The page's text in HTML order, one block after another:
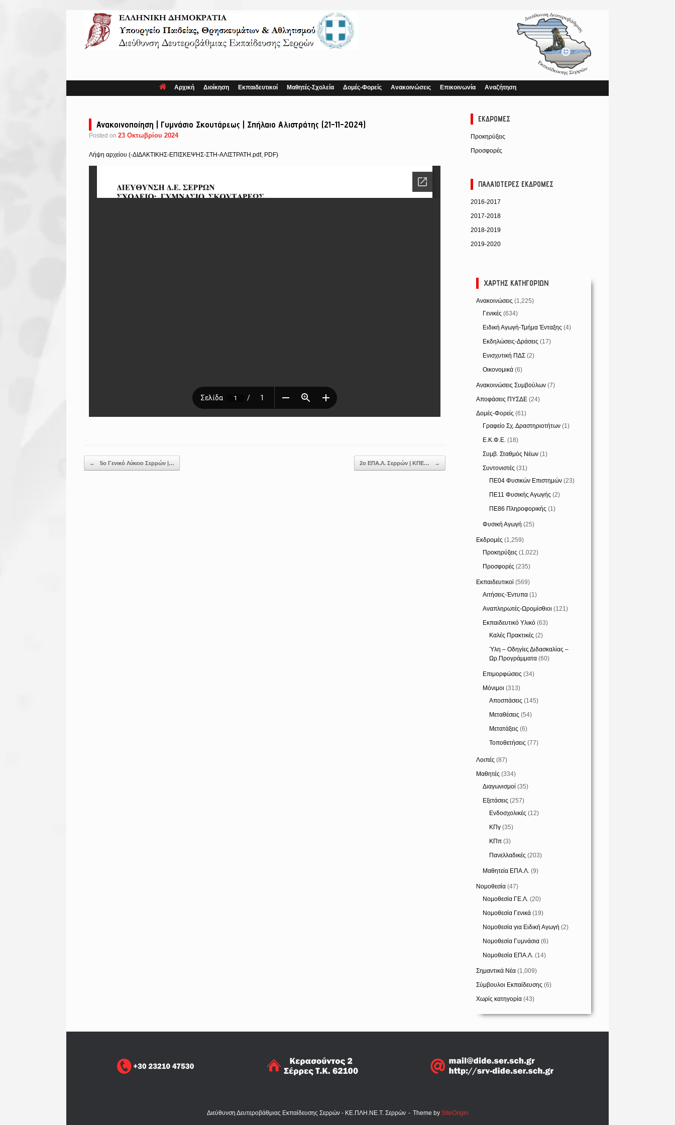
Αρχική Διοίκηση Εκπαιδευτικοί Μαθητές-Σχολεία Δομές-Φορείς Ανακοινώσεις Επικοινωνία Αναζήτηση
Ανακοινοποίηση | Γυμνάσιο Σκουτάρεως | Σπήλαιο Αλιστράτης (21-11-2024)
Posted on 23 Οκτωβρίου 2024
Λήψη αρχείου (-ΔΙΔΑΚΤΙΚΗΣ-ΕΠΙΣΚΕΨΗΣ-ΣΤΗ-ΑΛΙΣΤΡΑΤΗ.pdf, PDF)
Post navigation
← 5ο Γενικό Λύκειο Σερρών |… 2ο ΕΠΑ.Λ. Σερρών | ΚΠΕ… →
ΕΚΔΡΟΜΈΣ
Προκηρύξεις
Προσφορές
ΠΑΛΑΙΌΤΕΡΕΣ ΕΚΔΡΟΜΈΣ
2016-2017
2017-2018
2018-2019
2019-2020
ΧΆΡΤΗΣ ΚΑΤΗΓΟΡΙΏΝ
Ανακοινώσεις (1,225)
Γενικές (634)
Ειδική Αγωγή-Τμήμα Ένταξης (4)
Εκδηλώσεις-Δράσεις (17)
Ενισχυτική ΠΔΣ (2)
Οικονομικά (6)
Ανακοινώσεις Συμβούλων (7)
Αποφάσεις ΠΥΣΔΕ (24)
Δομές-Φορείς (61)
Γραφείο Σχ. Δραστηριοτήτων (1)
Ε.Κ.Φ.Ε. (18)
Συμβ. Σταθμός Νέων (1)
Συντονιστές (31)
ΠΕ04 Φυσικών Επιστημών (23)
ΠΕ11 Φυσικής Αγωγής (2)
ΠΕ86 Πληροφορικής (1)
Φυσική Αγωγή (25)
Εκδρομές (1,259)
Προκηρύξεις (1,022)
Προσφορές (235)
Εκπαιδευτικοί (569)
Αιτήσεις-Έντυπα (1)
Αναπληρωτές-Ωρομίσθιοι (121)
Εκπαιδευτικό Υλικό (63)
Καλές Πρακτικές (2)
Ύλη – Οδηγίες Διδασκαλίας –
Ωρ.Προγράμματα (60)
Επιμορφώσεις (34)
Μόνιμοι (313)
Αποσπάσεις (145)
Μεταθέσεις (54)
Μετατάξεις (6)
Τοποθετήσεις (77)
Λοιπές (87)
Μαθητές (334)
Διαγωνισμοί (35)
Εξετάσεις (257)
Ενδοσχολικές (12)
ΚΠγ (35)
ΚΠπ (3)
Πανελλαδικές (203)
Μαθητεία ΕΠΑ.Λ. (9)
Νομοθεσία (47)
Νομοθεσία ΓΕ.Λ. (20)
Νομοθεσία Γενικά (19)
Νομοθεσία για Ειδική Αγωγή (2)
Νομοθεσία Γυμνάσια (6)
Νομοθεσία ΕΠΑ.Λ. (14)
Σημαντικά Νέα (1,009)
Σύμβουλοι Εκπαίδευσης (6)
Χωρίς κατηγορία (43)
Διεύθυνση Δευτεροβάθμιας Εκπαίδευσης Σερρών - ΚΕ.ΠΛΗ.ΝΕ.Τ. Σερρών Theme by SiteOrigin